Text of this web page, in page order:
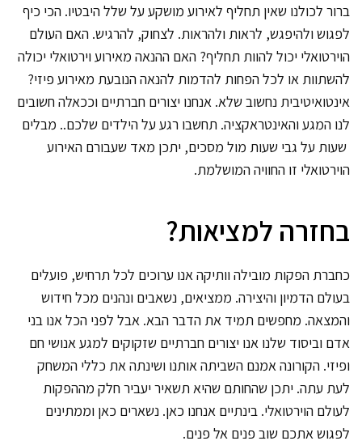
ברור לכולנו שאין תחליף לאירוע מושקע על שלל היבטיו. הכי כיף
לפגוש ולהיפגש, לראות ולהראות. לצחוק, להרגיש. האם העולם
הוירטואלי יכול להוות תחליף? האם ההנאה מאירוע וירטואלי יכולה
להשתוות או לכל הפחות להדמות להנאה הנובעת מאירוע פיזי?
אינטואיטיבית נחשוב שלא. אנחנו יצורים חברתיים וככאלה חשובים
לנו המגע והאינטראקציה. תחשבו רגע על הילדים שלכם.. מבלים
שעות על גבי שעות מול מסכים, יתכן מאד שעבורם האירוע
הוירטואלי זו החוויה המושלמת.
בחזרה למציאות?
כחברת הפקות מובילה וותיקה אנו ערוכים לכל תרחיש, פועלים
בעולם הדמיון והיצירה. ממציאים, נשאבים ונהנים מכל חידוש
והמצאה. מחפשים תמיד את הדבר הבא. אבל לפני הכל אנו בני
אדם וביסוד שלנו אנו יצורים חברתיים שזקוקים למגע אנושי חם
ופיזי. הקורונה אמנם השביתה אותנו ושינתה את כללי המשחק
לעת עתה. יתכן שהחותם שהיא תשאיר יעביר חלק מההפקות
לעולם הוירטואלי. בינתיים אנחנו כאן. נשארים כאן וממתינים
לפגוש אתכם שוב פנים אל פנים.